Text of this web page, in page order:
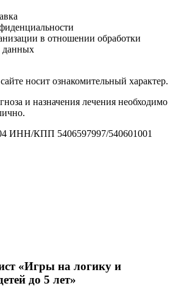
в отношении обработки
данных
носит ознакомительный характер.
и назначения лечения необходимо
ИНН/КПП 5406597997/540601001
«Игры на логику и
до 5 лет»